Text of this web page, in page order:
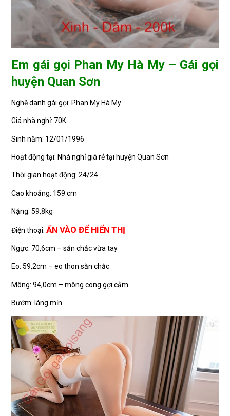
Em gái gọi Phan My Hà My – Gái gọi
huyện Quan Sơn
Nghệ danh gái gọi: Phan My Hà My
Giá nhà nghỉ: 70K
Sinh năm: 12/01/1996
Hoạt động tại: Nhà nghỉ giá rẻ tại huyện Quan Sơn
Thời gian hoạt động: 24/24
Cao khoảng: 159 cm
Nặng: 59,8kg
Điện thoại:ẤN VÀO ĐỂ HIỂN THỊ
Ngực: 70,6cm – săn chắc vừa tay
Eo: 59,2cm – eo thon săn chắc
Mông: 94,0cm – mông cong gợi cảm
Bướm: láng mịn